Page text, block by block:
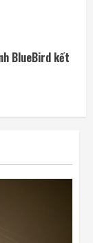
Mặt Trăng
con người